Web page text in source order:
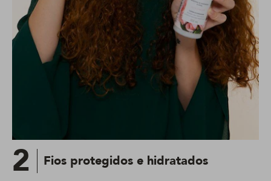
2 Fios protegidos e hidratados